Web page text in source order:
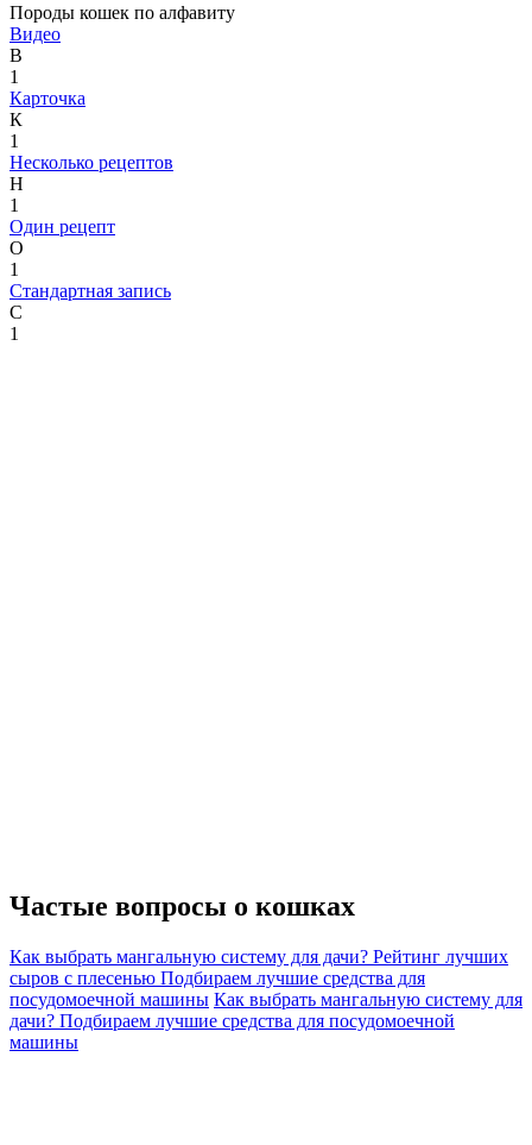
Породы кошек по алфавиту
Видео
В
1
Карточка
К
1
Несколько рецептов
Н
1
Один рецепт
О
1
Стандартная запись
С
1
Частые вопросы о кошках
Как выбрать мангальную систему для дачи? Рейтинг лучших
сыров с плесенью Подбираем лучшие средства для
посудомоечной машины Как выбрать мангальную систему для
дачи? Подбираем лучшие средства для посудомоечной
машины